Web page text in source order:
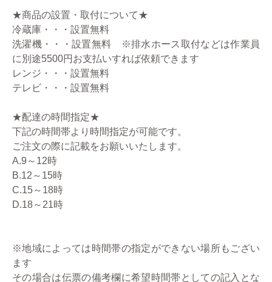
★商品の設置・取付について★
冷蔵庫・・・設置無料
洗濯機・・・設置無料 ※排水ホース取付などは作業員
に別途5500円お支払いすれば依頼できます
レンジ・・・設置無料
テレビ・・・設置無料
★配達の時間指定★
下記の時間帯より時間指定が可能です。
ご注文の際に記載をお願いいたします。
A.9～12時
B.12～15時
C.15～18時
D.18～21時
※地域によっては時間帯の指定ができない場所もござい
ます
その場合は伝票の備考欄に希望時間帯としての記入とな